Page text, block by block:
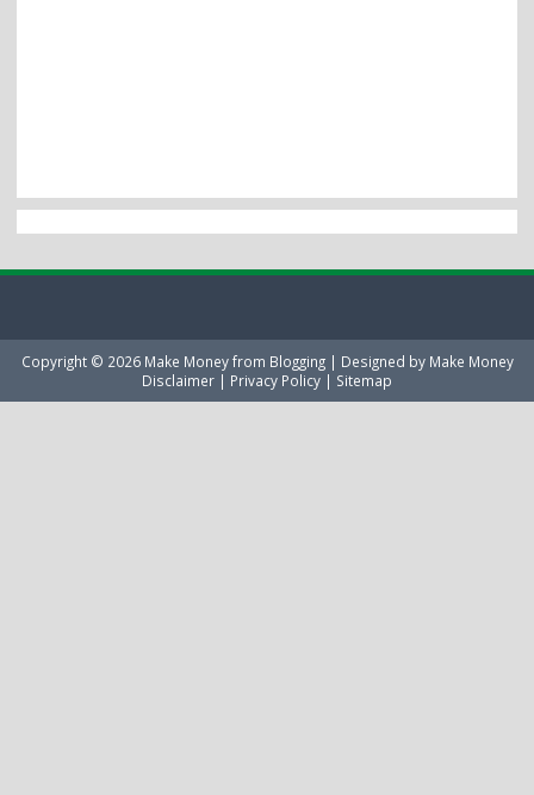
Copyright © 2026 Make Money from Blogging| Designed by Make Money
Disclaimer | Privacy Policy | Sitemap